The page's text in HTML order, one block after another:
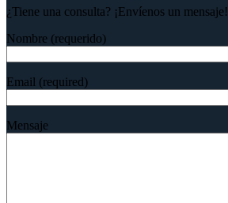
¿Tiene una consulta? ¡Envíenos un mensaje!
Nombre (requerido)
Email (required)
Mensaje